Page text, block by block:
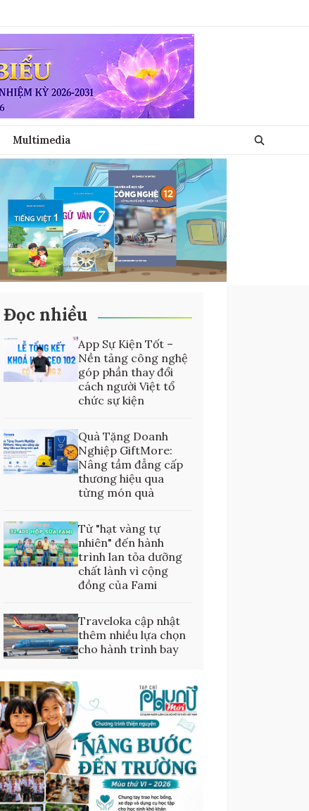
Multimedia
Đọc nhiều
App Sự Kiện Tốt –
Nền tảng công nghệ
góp phần thay đổi
cách người Việt tổ
chức sự kiện
Quà Tặng Doanh
Nghiệp GiftMore:
Nâng tầm đẳng cấp
thương hiệu qua
từng món quà
Từ "hạt vàng tự
nhiên" đến hành
trình lan tỏa dưỡng
chất lành vì cộng
đồng của Fami
Traveloka cập nhật
thêm nhiều lựa chọn
cho hành trình bay